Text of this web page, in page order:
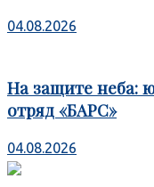
04.08.2026
На защите неба:
отряд «БАРС»
04.08.2026